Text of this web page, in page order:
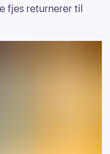
fjes returnerer til